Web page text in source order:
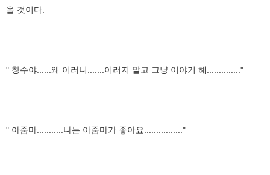
을 것이다.
" 창수야......왜 이러니.......이러지 말고 그냥 이야기 해.............."
" 아줌마...........나는 아줌마가 좋아요................"